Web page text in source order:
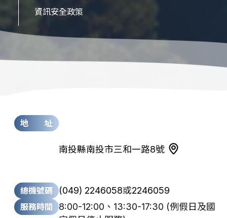
資訊安全政策
地 址
南投縣南投市三和一路8號
總機號碼 (049) 2246058或2246059
服務時間 8:00-12:00、13:30-17:30 (例假日及國